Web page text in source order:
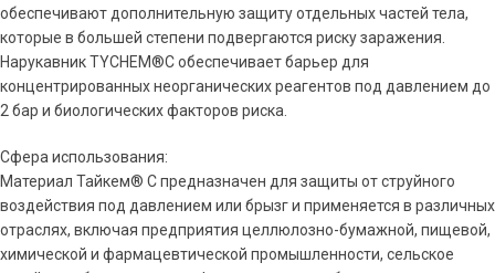
обеспечивают дополнительную защиту отдельных частей тела,
которые в большей степени подвергаются риску заражения.
Нарукавник TYCHEM®С обеспечивает барьер для
концентрированных неорганических реагентов под давлением до
2 бар и биологических факторов риска.
Сфера использования:
Материал Тайкем® C предназначен для защиты от струйного
воздействия под давлением или брызг и применяется в различных
отраслях, включая предприятия целлюлозно-бумажной, пищевой,
химической и фармацевтической промышленности, сельское